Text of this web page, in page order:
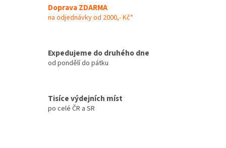
í
k
p
i
n
í
Doprava ZDARMA
na odjednávky od 2000,- Kč*
Expedujeme do druhého dne
od pondělí do pátku
Tisíce výdejních míst
po celé ČR a SR